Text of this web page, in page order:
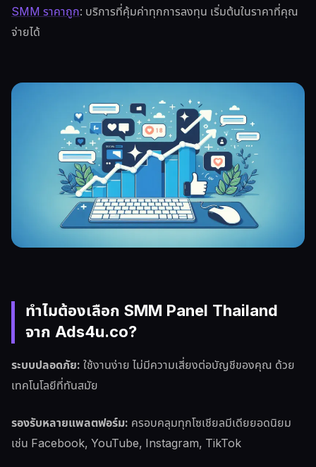
SMM ราคาถูก: บริการที่คุ้มค่าทุกการลงทุน เริ่มต้นในราคาที่คุณ
จ่ายได้
ทำไมต้องเลือก SMM Panel Thailand
จาก Ads4u.co?
ระบบปลอดภัย: ใช้งานง่าย ไม่มีความเสี่ยงต่อบัญชีของคุณ ด้วย
เทคโนโลยีที่ทันสมัย
รองรับหลายแพลตฟอร์ม: ครอบคลุมทุกโซเชียลมีเดียยอดนิยม
เช่น Facebook, YouTube, Instagram, TikTok